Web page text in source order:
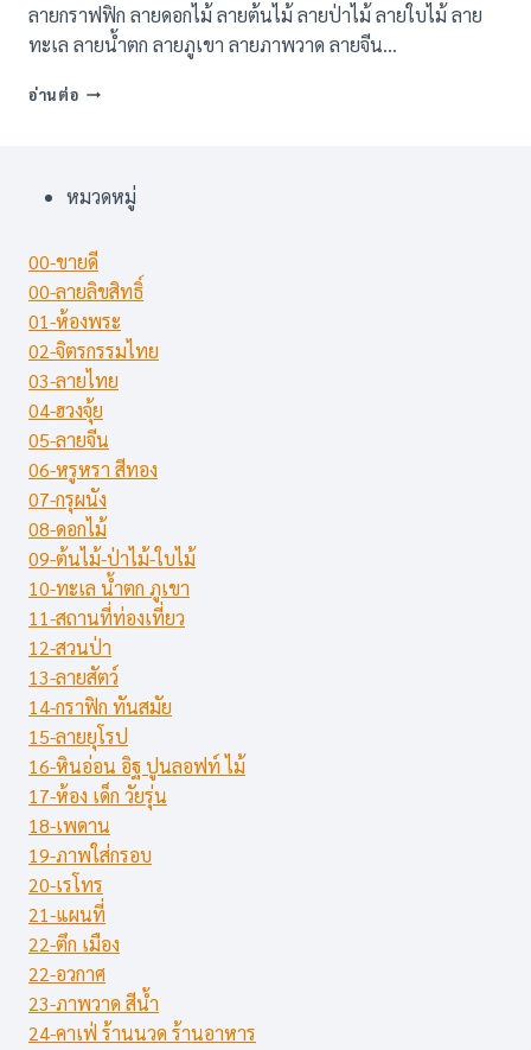
ลายกราฟฟิก ลายดอกไม้ ลายต้นไม้ ลายป่าไม้ ลายใบไม้ ลาย
ทะเล ลายน้ำตก ลายภูเขา ลายภาพวาด ลายจีน…
อ่านต่อภาพ
(100
หมวดหมู่
00-ขายดี
00-ลายลิขสิทธิ์
01-ห้องพระ
02-จิตรกรรมไทย
03-ลายไทย
04-ฮวงจุ้ย
05-ลายจีน
06-หรูหรา สีทอง
07-กรุผนัง
08-ดอกไม้
09-ต้นไม้-ป่าไม้-ใบไม้
10-ทะเล น้ำตก ภูเขา
11-สถานที่ท่องเที่ยว
12-สวนป่า
13-ลายสัตว์
14-กราฟิก ทันสมัย
15-ลายยุโรป
16-หินอ่อน อิฐ ปูนลอฟท์ ไม้
17-ห้อง เด็ก วัยรุ่น
18-เพดาน
19-ภาพใส่กรอบ
20-เรโทร
21-แผนที่
22-ตึก เมือง
22-อวกาศ
23-ภาพวาด สีน้ำ
24-คาเฟ่ ร้านนวด ร้านอาหาร